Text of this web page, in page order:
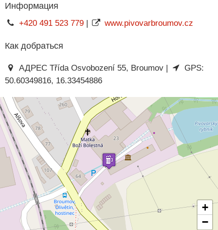
Информация
+420 491 523 779| www.pivovarbroumov.cz
Как добраться
АДРЕС Třída Osvobození 55, Broumov |
GPS:
50.60349816, 16.33454886
+
−